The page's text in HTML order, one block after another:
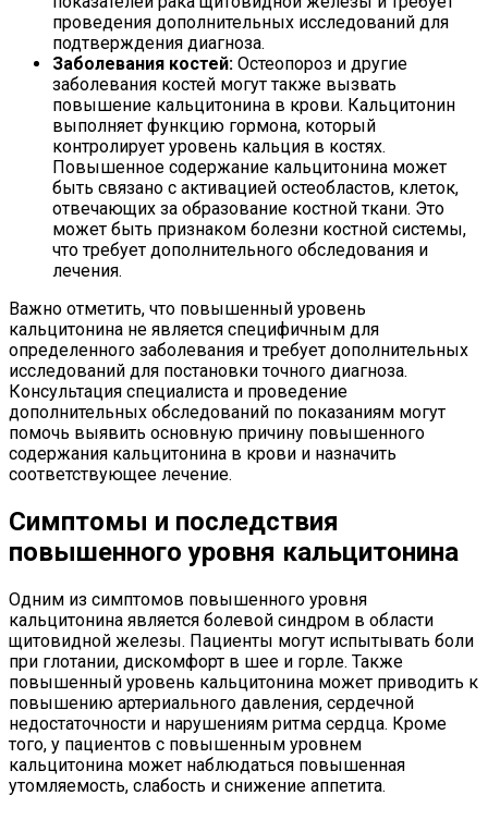
проведения дополнительных исследований для
подтверждения диагноза.
Заболевания костей: Остеопороз и другие
заболевания костей могут также вызвать
повышение кальцитонина в крови. Кальцитонин
выполняет функцию гормона, который
контролирует уровень кальция в костях.
Повышенное содержание кальцитонина может
быть связано с активацией остеобластов, клеток,
отвечающих за образование костной ткани. Это
может быть признаком болезни костной системы,
что требует дополнительного обследования и
лечения.
Важно отметить, что повышенный уровень
кальцитонина не является специфичным для
определенного заболевания и требует дополнительных
исследований для постановки точного диагноза.
Консультация специалиста и проведение
дополнительных обследований по показаниям могут
помочь выявить основную причину повышенного
содержания кальцитонина в крови и назначить
соответствующее лечение.
Симптомы и последствия
повышенного уровня кальцитонина
Одним из симптомов повышенного уровня
кальцитонина является болевой синдром в области
щитовидной железы. Пациенты могут испытывать боли
при глотании, дискомфорт в шее и горле. Также
повышенный уровень кальцитонина может приводить к
повышению артериального давления, сердечной
недостаточности и нарушениям ритма сердца. Кроме
того, у пациентов с повышенным уровнем
кальцитонина может наблюдаться повышенная
утомляемость, слабость и снижение аппетита.